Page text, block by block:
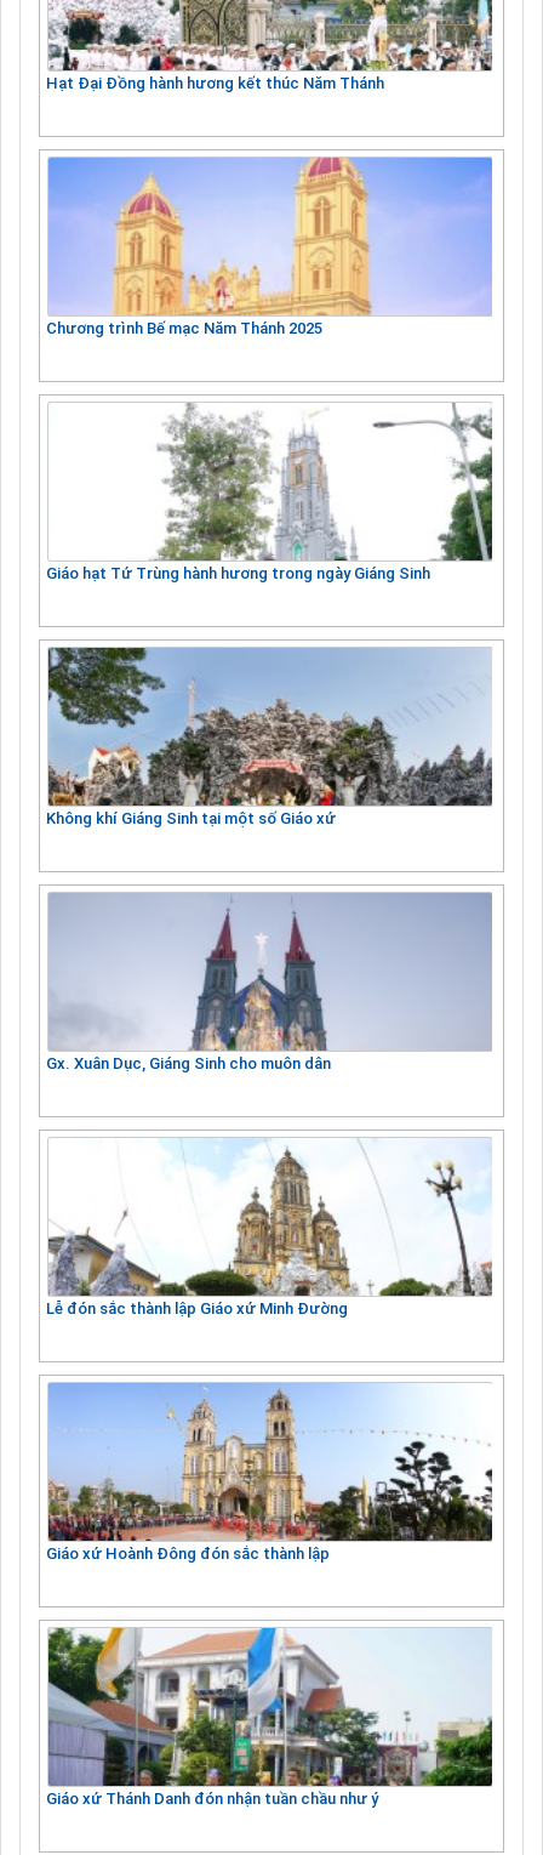
Hạt Đại Đồng hành hương kết thúc Năm Thánh
Chương trình Bế mạc Năm Thánh 2025
Giáo hạt Tứ Trùng hành hương trong ngày Giáng Sinh
Không khí Giáng Sinh tại một số Giáo xứ
Gx. Xuân Dục, Giáng Sinh cho muôn dân
Lễ đón sắc thành lập Giáo xứ Minh Đường
Giáo xứ Hoành Đông đón sắc thành lập
Giáo xứ Thánh Danh đón nhận tuần chầu như ý